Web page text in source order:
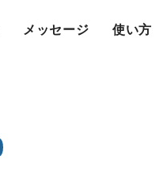
メッセージ 使い方